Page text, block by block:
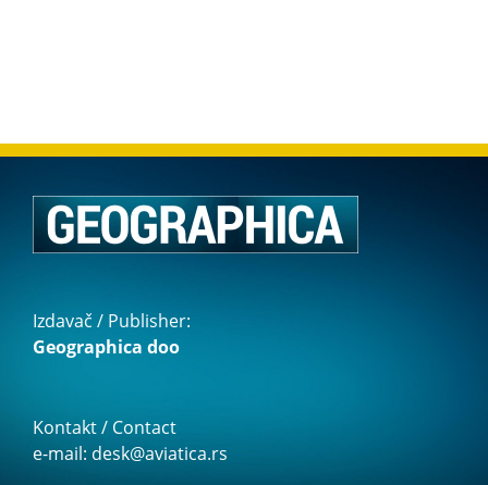
Izdavač / Publisher:
Geographica doo
Kontakt / Contact
e-mail: desk@aviatica.rs